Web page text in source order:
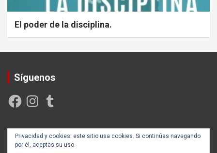
El poder de la disciplina.
Síguenos
FacebookInstagramTumblr
Privacidad y cookies: este sitio usa cookies. Si continúas navegando
por él, aceptas su uso.
Creada y posicionada por Rogama Informática